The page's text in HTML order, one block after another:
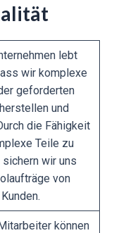
lebt
wir komplexe
geforderten
und
die Fähigkeit
Teile zu
wir uns
von
können